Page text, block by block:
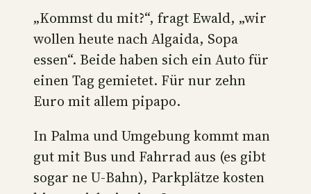
„Kommst du mit?“, fragt Ewald, „wir
wollen heute nach Algaida, Sopa
essen“. Beide haben sich ein Auto für
einen Tag gemietet. Für nur zehn
Euro mit allem pipapo.
In Palma und Umgebung kommt man
gut mit Bus und Fahrrad aus (es gibt
sogar ne U-Bahn), Parkplätze kosten